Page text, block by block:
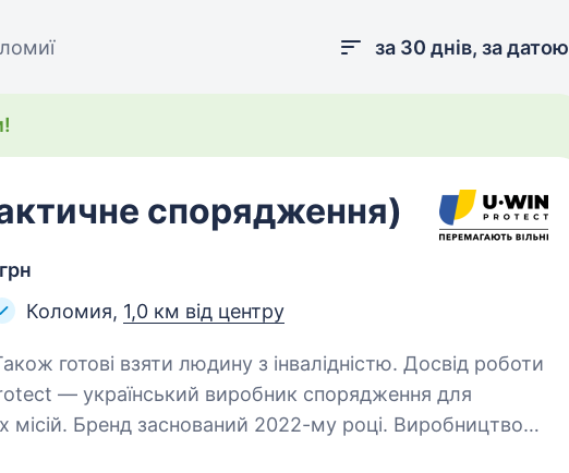
за 30 днів, за датою
спорядження)
Коломия, 1,0 км від центру
готові взяти людину з інвалідністю. Досвід роботи
місій. Бренд заснований 2022-му році. Виробництво